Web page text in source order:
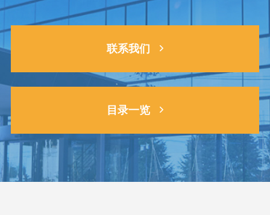
联系我们
目录一览